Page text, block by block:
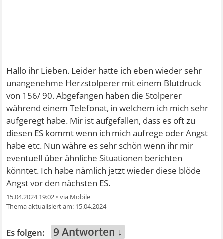
Hallo ihr Lieben. Leider hatte ich eben wieder sehr
unangenehme Herzstolperer mit einem Blutdruck
von 156/ 90. Abgefangen haben die Stolperer
während einem Telefonat, in welchem ich mich sehr
aufgeregt habe. Mir ist aufgefallen, dass es oft zu
diesen ES kommt wenn ich mich aufrege oder Angst
habe etc. Nun währe es sehr schön wenn ihr mir
eventuell über ähnliche Situationen berichten
könntet. Ich habe nämlich jetzt wieder diese blöde
Angst vor den nächsten ES.
15.04.2024 19:02 •
15.04.2024
9 Antworten ↓